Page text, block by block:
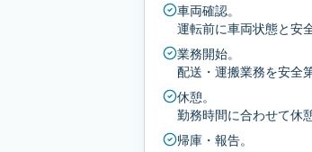
車両確認。
運転前に車両状態と安
業務開始。
配送・運搬業務を安全
休憩。
勤務時間に合わせて休
帰庫・報告。